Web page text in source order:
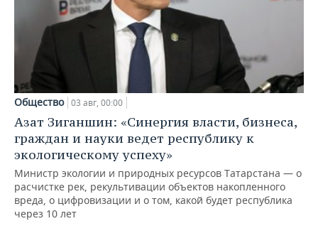
Общество 03 авг, 00:00
Азат Зиганшин: «Синергия власти, бизнеса,
граждан и науки ведет республику к
экологическому успеху»
Министр экологии и природных ресурсов Татарстана — о
расчистке рек, рекультивации объектов накопленного
вреда, о цифровизации и о том, какой будет республика
через 10 лет